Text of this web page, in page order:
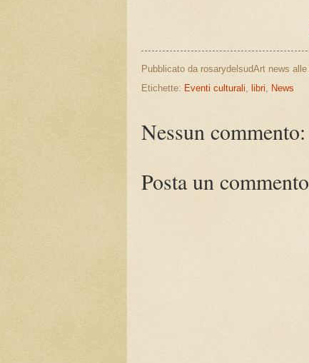
Pubblicato da rosarydelsudArt news alle
Etichette: Eventi culturali, libri, News
Nessun commento:
Posta un commento